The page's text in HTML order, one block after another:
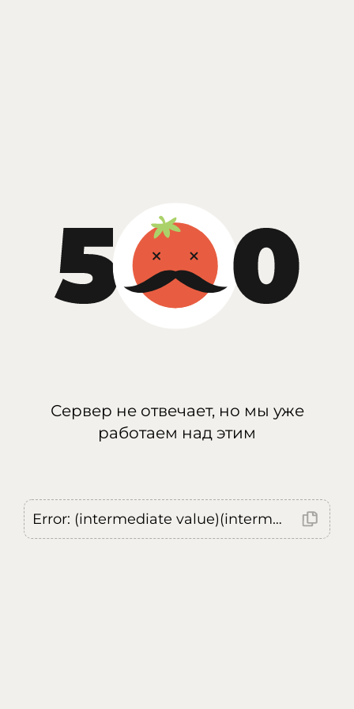
Сервер не отвечает, но мы уже
работаем над этим
Error: (intermediate value)(intermediate value)(intermediate value).replaceAll is not a function